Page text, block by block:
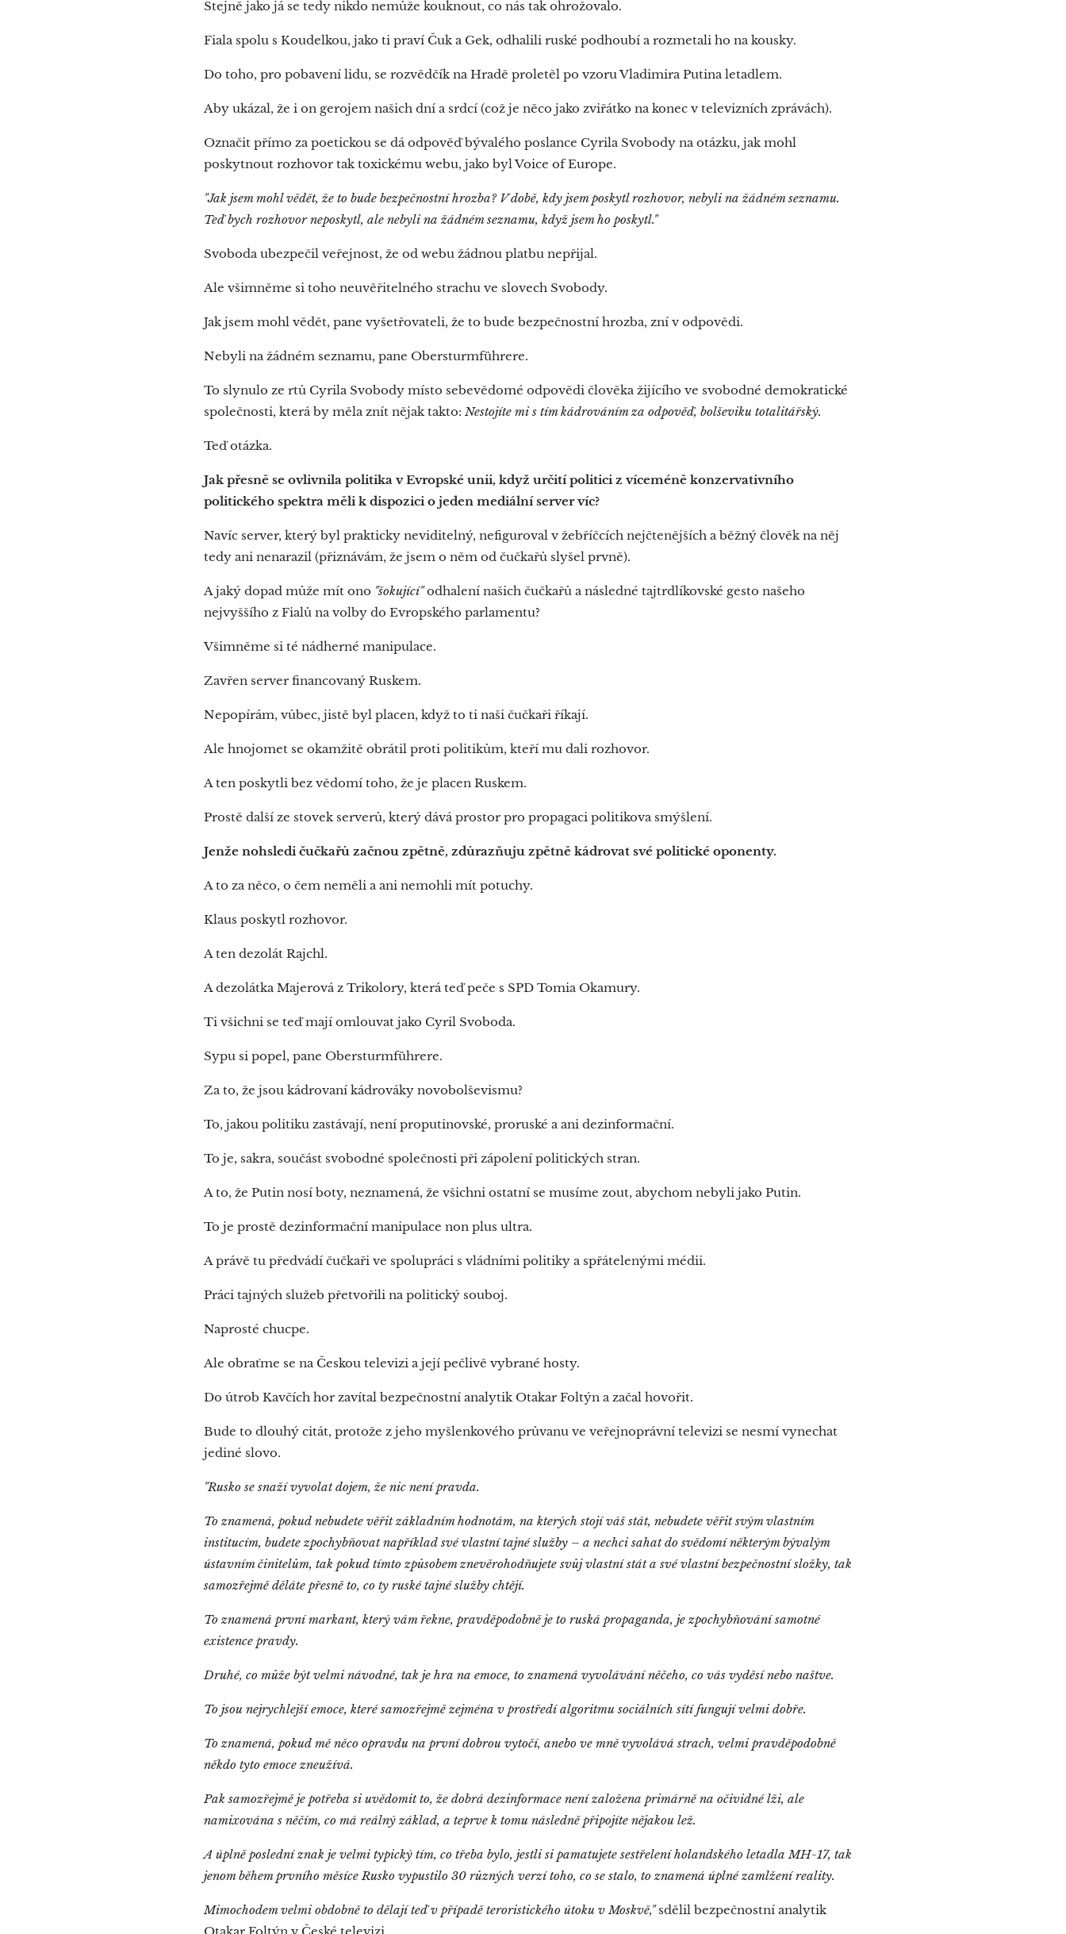
Stejně jako já se tedy nikdo nemůže kouknout, co nás tak ohrožovalo.
Fiala spolu s Koudelkou, jako ti praví Čuk a Gek, odhalili ruské podhoubí a rozmetali ho na kousky.
Do toho, pro pobavení lidu, se rozvědčík na Hradě proletěl po vzoru Vladimira Putina letadlem.
Aby ukázal, že i on gerojem našich dní a srdcí (což je něco jako zviřátko na konec v televizních zprávách).
Označit přímo za poetickou se dá odpověď bývalého poslance Cyrila Svobody na otázku, jak mohl
poskytnout rozhovor tak toxickému webu, jako byl Voice of Europe.
"Jak jsem mohl vědět, že to bude bezpečnostní hrozba? V době, kdy jsem poskytl rozhovor, nebyli na žádném seznamu.
Teď bych rozhovor neposkytl, ale nebyli na žádném seznamu, když jsem ho poskytl."
Svoboda ubezpečil veřejnost, že od webu žádnou platbu nepřijal.
Ale všimněme si toho neuvěřitelného strachu ve slovech Svobody.
Jak jsem mohl vědět, pane vyšetřovateli, že to bude bezpečnostní hrozba, zní v odpovědi.
Nebyli na žádném seznamu, pane Obersturmführere.
To slynulo ze rtů Cyrila Svobody místo sebevědomé odpovědi člověka žijícího ve svobodné demokratické
společnosti, která by měla znít nějak takto: Nestojíte mi s tím kádrováním za odpověď, bolševiku totalitářský.
Teď otázka.
Jak přesně se ovlivnila politika v Evropské unii, když určití politici z víceméně konzervativního
politického spektra měli k dispozici o jeden mediální server víc?
Navíc server, který byl prakticky neviditelný, nefiguroval v žebříčcích nejčtenějších a běžný člověk na něj
tedy ani nenarazil (přiznávám, že jsem o něm od čučkařů slyšel prvně).
A jaký dopad může mít ono "šokující"odhalení našich čučkařů a následné tajtrdlíkovské gesto našeho
nejvyššího z Fialů na volby do Evropského parlamentu?
Všimněme si té nádherné manipulace.
Zavřen server financovaný Ruskem.
Nepopírám, vůbec, jistě byl placen, když to ti naši čučkaři říkají.
Ale hnojomet se okamžitě obrátil proti politikům, kteří mu dali rozhovor.
A ten poskytli bez vědomí toho, že je placen Ruskem.
Prostě další ze stovek serverů, který dává prostor pro propagaci politikova smýšlení.
Jenže nohsledi čučkařů začnou zpětně, zdůrazňuju zpětně kádrovat své politické oponenty.
A to za něco, o čem neměli a ani nemohli mít potuchy.
Klaus poskytl rozhovor.
A ten dezolát Rajchl.
A dezolátka Majerová z Trikolory, která teď peče s SPD Tomia Okamury.
Ti všichni se teď mají omlouvat jako Cyril Svoboda.
Sypu si popel, pane Obersturmführere.
Za to, že jsou kádrovaní kádrováky novobolševismu?
To, jakou politiku zastávají, není proputinovské, proruské a ani dezinformační.
To je, sakra, součást svobodné společnosti při zápolení politických stran.
A to, že Putin nosí boty, neznamená, že všichni ostatní se musíme zout, abychom nebyli jako Putin.
To je prostě dezinformační manipulace non plus ultra.
A právě tu předvádí čučkaři ve spolupráci s vládními politiky a spřátelenými médii.
Práci tajných služeb přetvořili na politický souboj.
Naprosté chucpe.
Ale obraťme se na Českou televizi a její pečlivě vybrané hosty.
Do útrob Kavčích hor zavítal bezpečnostní analytik Otakar Foltýn a začal hovořit.
Bude to dlouhý citát, protože z jeho myšlenkového průvanu ve veřejnoprávní televizi se nesmí vynechat
jediné slovo.
"Rusko se snaží vyvolat dojem, že nic není pravda.
To znamená, pokud nebudete věřit základním hodnotám, na kterých stojí váš stát, nebudete věřit svým vlastním
institucím, budete zpochybňovat například své vlastní tajné služby – a nechci sahat do svědomí některým bývalým
ústavním činitelům, tak pokud tímto způsobem znevěrohodňujete svůj vlastní stát a své vlastní bezpečnostní složky, tak
samozřejmě děláte přesně to, co ty ruské tajné služby chtějí.
To znamená první markant, který vám řekne, pravděpodobně je to ruská propaganda, je zpochybňování samotné
existence pravdy.
Druhé, co může být velmi návodné, tak je hra na emoce, to znamená vyvolávání něčeho, co vás vyděsí nebo naštve.
To jsou nejrychlejší emoce, které samozřejmě zejména v prostředí algoritmu sociálních sítí fungují velmi dobře.
To znamená, pokud mě něco opravdu na první dobrou vytočí, anebo ve mně vyvolává strach, velmi pravděpodobně
někdo tyto emoce zneužívá.
Pak samozřejmě je potřeba si uvědomit to, že dobrá dezinformace není založena primárně na očividné lži, ale
namixována s něčím, co má reálný základ, a teprve k tomu následně připojíte nějakou lež.
A úplně poslední znak je velmi typický tím, co třeba bylo, jestli si pamatujete sestřelení holandského letadla MH-17, tak
jenom během prvního měsíce Rusko vypustilo 30 různých verzí toho, co se stalo, to znamená úplné zamlžení reality.
Mimochodem velmi obdobně to dělají teď v případě teroristického útoku v Moskvě,"sdělil bezpečnostní analytik